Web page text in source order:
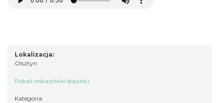
Lokalizacja:
Olsztyn
Pokaż wskazówki dojazdu
Kategoria: